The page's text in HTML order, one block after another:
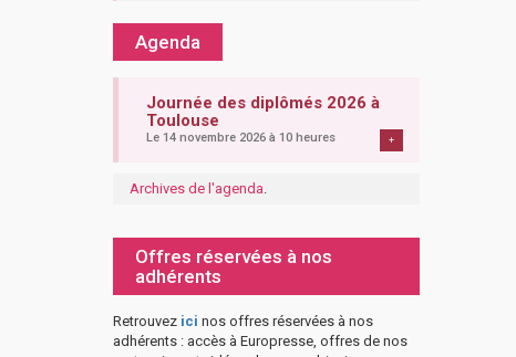
Agenda
Journée des diplômés 2026 à
Toulouse
Le 14 novembre 2026 à 10 heures +
Archives de l'agenda.
Offres réservées à nos
adhérents
Retrouvez ici nos offres réservées à nos
adhérents : accès à Europresse, offres de nos